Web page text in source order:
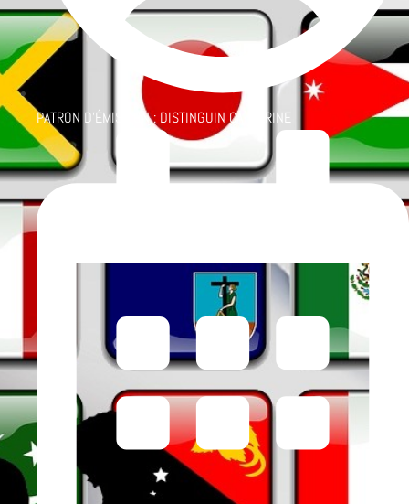
PATRON D'ÉMISSION : DISTINGUIN CATHERINE